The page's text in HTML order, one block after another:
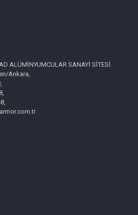
ALÜMİNYUMCULAR SANAYİ SİTESİ
Ankara,